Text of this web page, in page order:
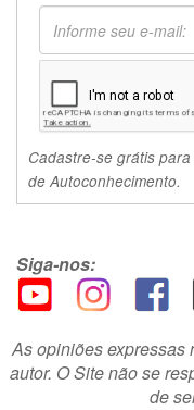
Cadastre-se grátis
de Autoconhecimento.
Siga-nos:
As opiniões expressas
autor. O Site não se
de